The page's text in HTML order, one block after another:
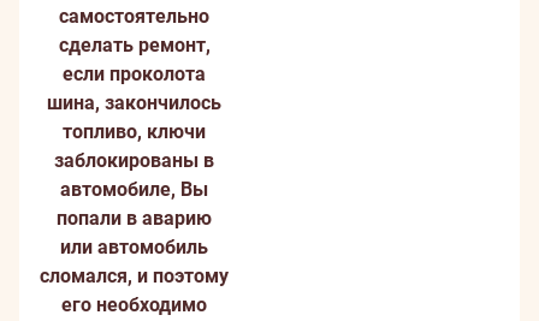
самостоятельно
сделать ремонт,
если проколота
шина, закончилось
топливо, ключи
заблокированы в
автомобиле, Вы
попали в аварию
или автомобиль
сломался, и поэтому
его необходимо